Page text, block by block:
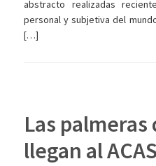
abstracto realizadas
personal y subjetiva del
[…]
Las palmeras
llegan al